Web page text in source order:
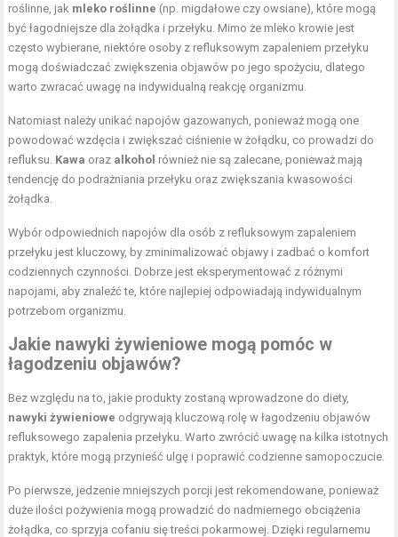
roślinne, jak mleko roślinne (np. migdałowe czy owsiane), które mogą
być łagodniejsze dla żołądka i przełyku. Mimo że mleko krowie jest
często wybierane, niektóre osoby z refluksowym zapaleniem przełyku
mogą doświadczać zwiększenia objawów po jego spożyciu, dlatego
warto zwracać uwagę na indywidualną reakcję organizmu.
Natomiast należy unikać napojów gazowanych, ponieważ mogą one
powodować wzdęcia i zwiększać ciśnienie w żołądku, co prowadzi do
refluksu. Kawa oraz alkohol również nie są zalecane, ponieważ mają
tendencję do podrażniania przełyku oraz zwiększania kwasowości
żołądka.
Wybór odpowiednich napojów dla osób z refluksowym zapaleniem
przełyku jest kluczowy, by zminimalizować objawy i zadbać o komfort
codziennych czynności. Dobrze jest eksperymentować z różnymi
napojami, aby znaleźć te, które najlepiej odpowiadają indywidualnym
potrzebom organizmu.
Jakie nawyki żywieniowe mogą pomóc w
łagodzeniu objawów?
Bez względu na to, jakie produkty zostaną wprowadzone do diety,
nawyki żywieniowe odgrywają kluczową rolę w łagodzeniu objawów
refluksowego zapalenia przełyku. Warto zwrócić uwagę na kilka istotnych
praktyk, które mogą przynieść ulgę i poprawić codzienne samopoczucie.
Po pierwsze, jedzenie mniejszych porcji jest rekomendowane, ponieważ
duże ilości pożywienia mogą prowadzić do nadmiernego obciążenia
żołądka, co sprzyja cofaniu się treści pokarmowej. Dzięki regularnemu